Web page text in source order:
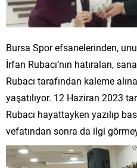
Bursa Spor efsanelerinden,
İrfan Rubacı’nın hatıraları,
Rubacı tarafından kaleme
yaşatılıyor. 12 Haziran 2023
Rubacı hayattayken yazılıp
vefatından sonra da ilgi